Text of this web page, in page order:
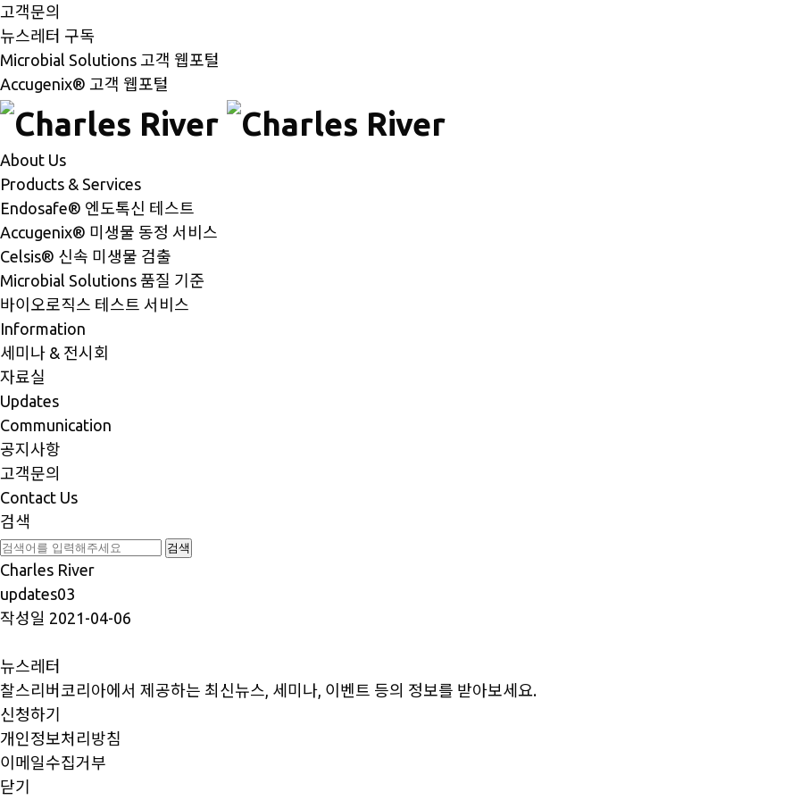
고객문의
뉴스레터 구독
Microbial Solutions 고객 웹포털
Accugenix® 고객 웹포털
About Us
Products & Services
Endosafe® 엔도톡신 테스트
Accugenix® 미생물 동정 서비스
Celsis® 신속 미생물 검출
Microbial Solutions 품질 기준
바이오로직스 테스트 서비스
Information
세미나 & 전시회
자료실
Updates
Communication
공지사항
고객문의
Contact Us
검색
Charles River
updates03
작성일 2021-04-06
뉴스레터
찰스리버코리아에서 제공하는 최신뉴스, 세미나, 이벤트 등의 정보를 받아보세요.
신청하기
개인정보처리방침
이메일수집거부
닫기